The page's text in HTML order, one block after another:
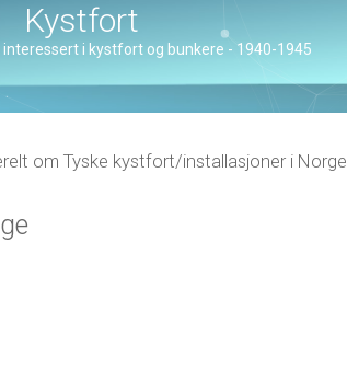
Kystfort
i kystfort og bunkere - 1940-1945
om Tyske kystfort/installasjoner i Norge